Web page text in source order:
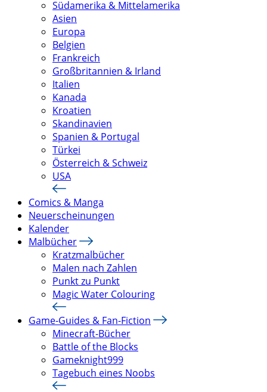
Südamerika & Mittelamerika
Asien
Europa
Belgien
Frankreich
Großbritannien & Irland
Italien
Kanada
Kroatien
Skandinavien
Spanien & Portugal
Türkei
Österreich & Schweiz
USA
Comics & Manga
Neuerscheinungen
Kalender
Malbücher
Kratzmalbücher
Malen nach Zahlen
Punkt zu Punkt
Magic Water Colouring
Game-Guides & Fan-Fiction
Minecraft-Bücher
Battle of the Blocks
Gameknight999
Tagebuch eines Noobs